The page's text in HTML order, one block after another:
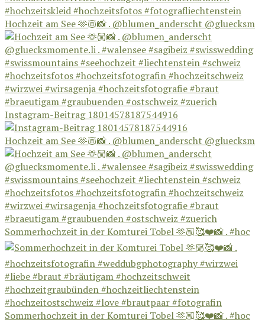
Hochzeit am See 🫶🏼📸 . @blumen_anderscht @gluecksm
Instagram-Beitrag 18014578187544916
Hochzeit am See 🫶🏼📸 . @blumen_anderscht @gluecksm
Sommerhochzeit in der Komturei Tobel 🫶🏼🥰❤️📸 . #hoc
Sommerhochzeit in der Komturei Tobel 🫶🏼🥰❤️📸 . #hoc